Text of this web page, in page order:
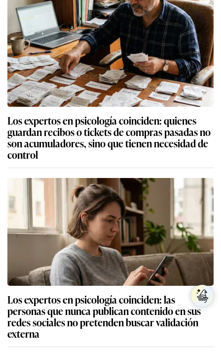
Los expertos en psicología coinciden: quienes
guardan recibos o tickets de compras pasadas no
son acumuladores, sino que tienen necesidad de
control
Los expertos en psicología coinciden: las
personas que nunca publican contenido en sus
redes sociales no pretenden buscar validación
externa